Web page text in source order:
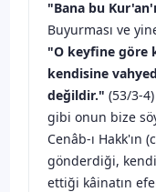
"Bana bu
Buyurması ve
"O keyfine göre
kendisine
değildir." (53/3-
gibi onun bize
Cenâb-ı Hakk'ın
gönderdiği,
ettiği kâinatın